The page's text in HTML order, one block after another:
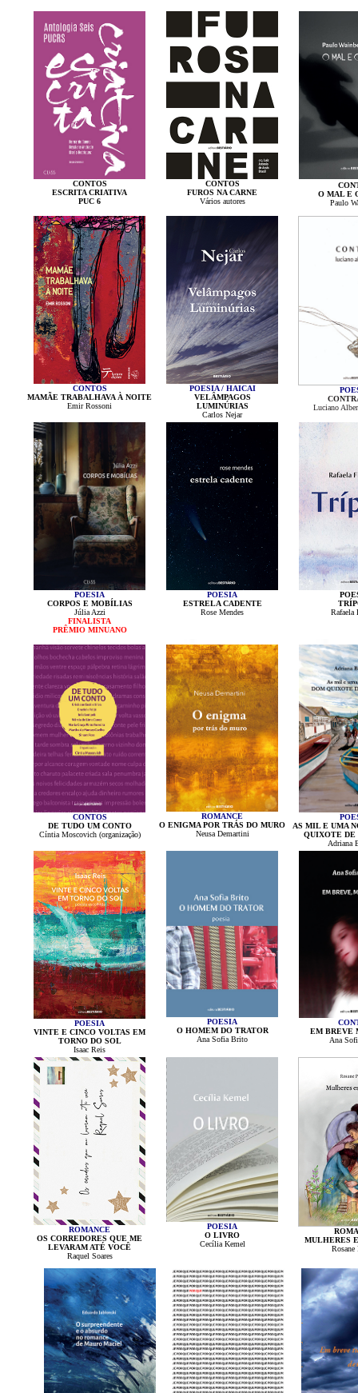
CONTOS
ESCRITA CRIATIVA
PUC 6
CONTOS
FUROS NA CARNE
Vários autores
O MAL E
Paulo
CONTOS
MAMÃE TRABALHAVA À NOITE
Emir Rossoni
POESIA / HAICAI
VELÂMPAGOS
LUMINÚRIAS
Carlos Nejar
Luciano
POESIA
CORPOS E MOBÍLIAS
Júlia Azzi
FINALISTA
PRÊMIO MINUANO
POESIA
ESTRELA CADENTE
Rose Mendes
Rafaela
CONTOS
DE TUDO UM CONTO
Cíntia Moscovich (organização)
ROMANCE
O ENIGMA POR TRÁS DO MURO
Neusa Demartini
AS MIL E UMA
QUIXOTE DE
Adriana
POESIA
VINTE E CINCO VOLTAS EM
TORNO DO SOL
Isaac Reis
POESIA
O HOMEM DO TRATOR
Ana Sofia Brito
EM BREVE
Ana
ROMANCE
OS CORREDORES QUE ME
LEVARAM ATÉ VOCÊ
Raquel Soares
POESIA
O LIVRO
Cecília Kemel
MULHERES
Rosane